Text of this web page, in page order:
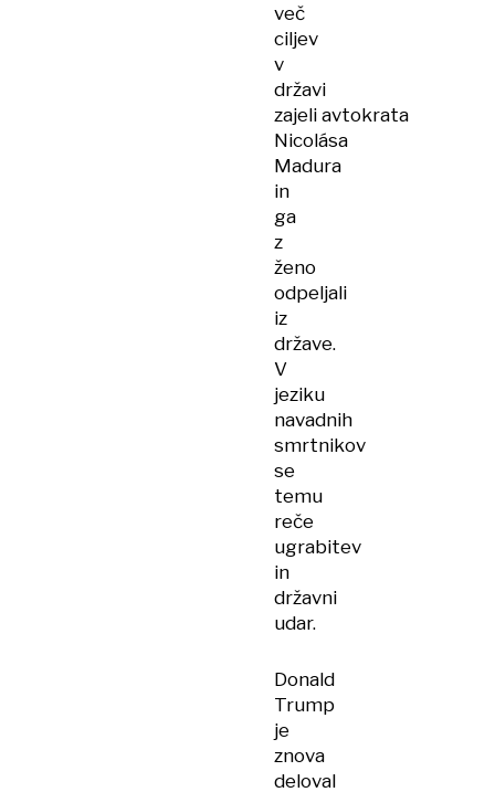
več
ciljev
v
državi
zajeli avtokrata
Nicolása
Madura
in
ga
z
ženo
odpeljali
iz
države.
V
jeziku
navadnih
smrtnikov
se
temu
reče
ugrabitev
in
državni
udar.
Donald
Trump
je
znova
deloval